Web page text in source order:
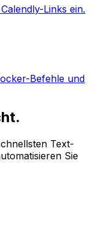
Links ein.
Befehle und
Text-
Sie